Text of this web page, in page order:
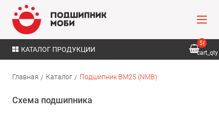
КАТАЛОГ ПРОДУКЦИИ
${
cart_qty
Главная Каталог Подшипник BM25 (NMB)
Схема подшипника